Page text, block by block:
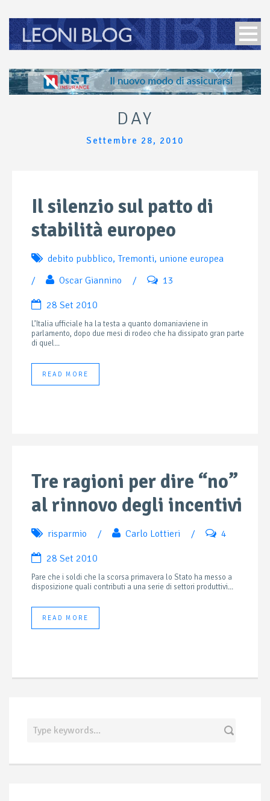
DAY
Settembre 28, 2010
Il silenzio sul patto di
stabilità europeo
debito pubblico, Tremonti, unione europea
/
Oscar Giannino / 13
28 Set 2010
L’Italia ufficiale ha la testa a quanto domaniaviene in
parlamento, dopo due mesi di rodeo che ha dissipato gran parte
di quel...
READ MORE
Tre ragioni per dire “no”
al rinnovo degli incentivi
risparmio / Carlo Lottieri / 4
28 Set 2010
Pare che i soldi che la scorsa primavera lo Stato ha messo a
disposizione quali contributi a una serie di settori produttivi...
READ MORE